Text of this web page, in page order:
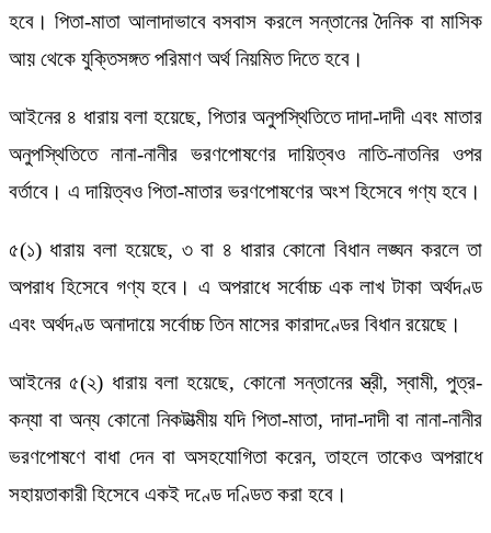
হবে। পিতা-মাতা আলাদাভাবে বসবাস করলে সন্তানের দৈনিক বা মাসিক
আয় থেকে যুক্তিসঙ্গত পরিমাণ অর্থ নিয়মিত দিতে হবে।
আইনের ৪ ধারায় বলা হয়েছে, পিতার অনুপস্থিতিতে দাদা-দাদী এবং মাতার
অনুপস্থিতিতে নানা-নানীর ভরণপোষণের দায়িত্বও নাতি-নাতনির ওপর
বর্তাবে। এ দায়িত্বও পিতা-মাতার ভরণপোষণের অংশ হিসেবে গণ্য হবে।
৫(১) ধারায় বলা হয়েছে, ৩ বা ৪ ধারার কোনো বিধান লঙ্ঘন করলে তা
অপরাধ হিসেবে গণ্য হবে। এ অপরাধে সর্বোচ্চ এক লাখ টাকা অর্থদণ্ড
এবং অর্থদণ্ড অনাদায়ে সর্বোচ্চ তিন মাসের কারাদণ্ডের বিধান রয়েছে।
আইনের ৫(২) ধারায় বলা হয়েছে, কোনো সন্তানের স্ত্রী, স্বামী, পুত্র-
কন্যা বা অন্য কোনো নিকটাত্মীয় যদি পিতা-মাতা, দাদা-দাদী বা নানা-নানীর
ভরণপোষণে বাধা দেন বা অসহযোগিতা করেন, তাহলে তাকেও অপরাধে
সহায়তাকারী হিসেবে একই দণ্ডে দণ্ডিত করা হবে।